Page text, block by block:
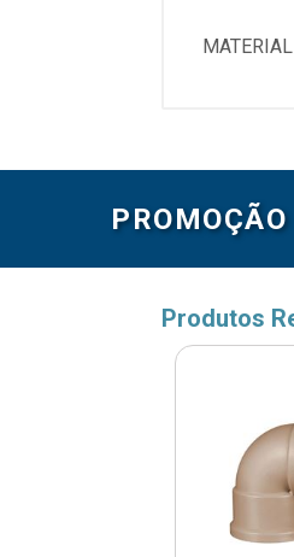
Produtos